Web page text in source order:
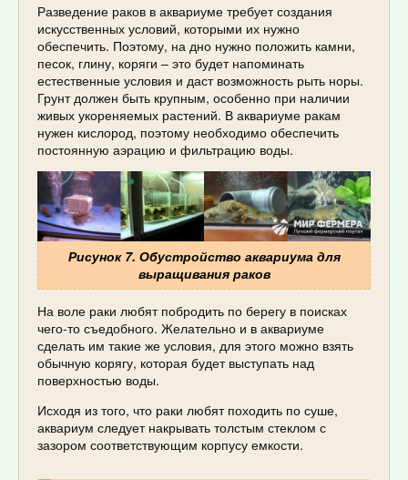
Разведение раков в аквариуме требует создания
искусственных условий, которыми их нужно
обеспечить. Поэтому, на дно нужно положить камни,
песок, глину, коряги – это будет напоминать
естественные условия и даст возможность рыть норы.
Грунт должен быть крупным, особенно при наличии
живых укореняемых растений. В аквариуме ракам
нужен кислород, поэтому необходимо обеспечить
постоянную аэрацию и фильтрацию воды.
Рисунок 7. Обустройство аквариума для
выращивания раков
На воле раки любят побродить по берегу в поисках
чего-то съедобного. Желательно и в аквариуме
сделать им такие же условия, для этого можно взять
обычную корягу, которая будет выступать над
поверхностью воды.
Исходя из того, что раки любят походить по суше,
аквариум следует накрывать толстым стеклом с
зазором соответствующим корпусу емкости.